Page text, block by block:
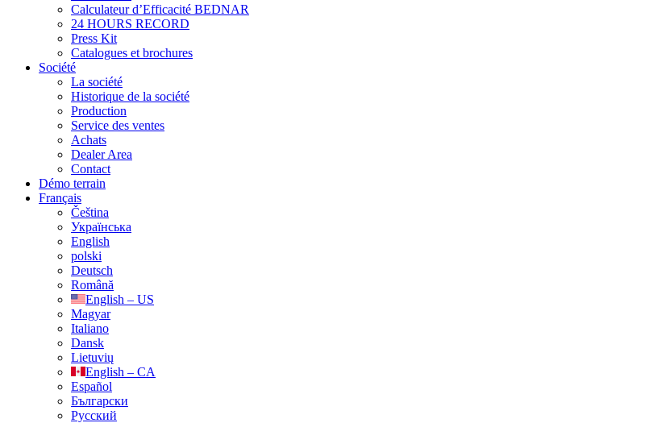
Calculateur d’Efficacité BEDNAR
24 HOURS RECORD
Press Kit
Catalogues et brochures
Société
La société
Historique de la société
Production
Service des ventes
Achats
Dealer Area
Contact
Démo terrain
Français
Čeština
Українська
English
polski
Deutsch
Română
English – US
Magyar
Italiano
Dansk
Lietuvių
English – CA
Español
Български
Русский